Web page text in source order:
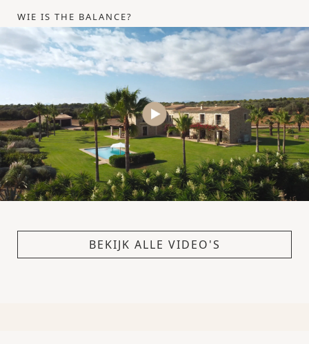
WIE IS THE BALANCE?
BEKIJK ALLE VIDEO'S